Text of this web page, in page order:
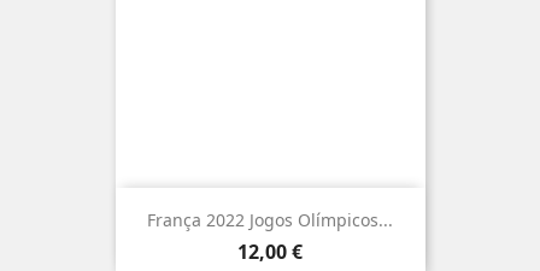
França 2022 Jogos Olímpicos...
Preço
12,00 €